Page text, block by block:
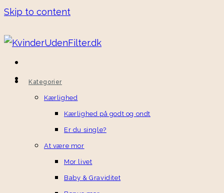
Skip to content
Kategorier
Kærlighed
Kærlighed på godt og ondt
Er du single?
At være mor
Mor livet
Baby & Graviditet